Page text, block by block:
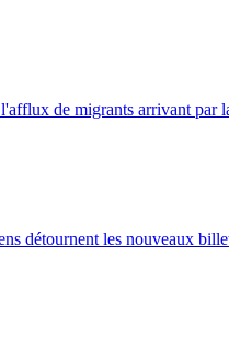
de migrants arrivant par
détournent les nouveaux